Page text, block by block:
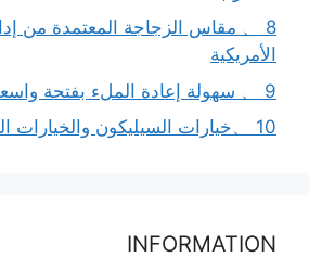
8 、 مقاس الزجاجة المعتمدة من
الأمريكية
9 、 سهولة إعادة الملء بفتحة واسعة
10 、خيارات السيليكون والخيارات الخالية من BPA
INFORMATION